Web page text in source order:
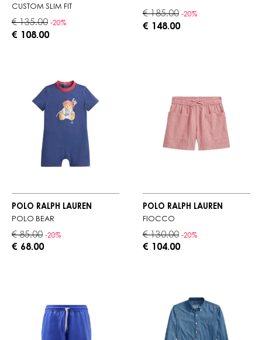
CUSTOM SLIM FIT
€ 135.00 -20%
€ 108.00
€ 185.00 -20%
€ 148.00
POLO RALPH LAUREN
POLO BEAR
€ 85.00 -20%
€ 68.00
POLO RALPH LAUREN
FIOCCO
€ 130.00 -20%
€ 104.00